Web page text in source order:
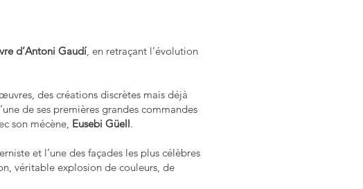
d’Antoni Gaudí, en retraçant l’évolution
des créations discrètes mais déjà
de ses premières grandes commandes
son mécène, Eusebi Güell.
et l’une des façades les plus célèbres
véritable explosion de couleurs, de